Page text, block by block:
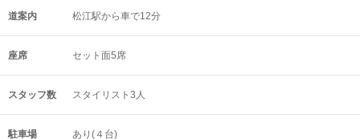
道案内 松江駅から車で12分
座席 セット面5席
スタッフ数 スタイリスト3人
駐車場 あり(４台)